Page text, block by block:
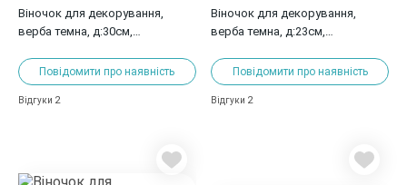
Віночок для декорування,
верба темна, д:30см,
Повідомити про наявність
Відгуки 2
Віночок для декорування,
верба темна, д:23см,
Повідомити про наявність
Відгуки 2